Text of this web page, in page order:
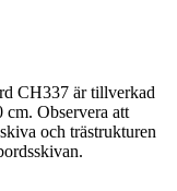
CH337 är tillverkad
cm. Observera att
och trästrukturen